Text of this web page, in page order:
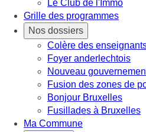
Le Club de l'Immo
Grille des programmes
Nos dossiers
Colère des
Foyer anderlechtois
Nouveau
Fusion des zones de
Bonjour Bruxelles
Fusillades à Bruxelles
Ma Commune